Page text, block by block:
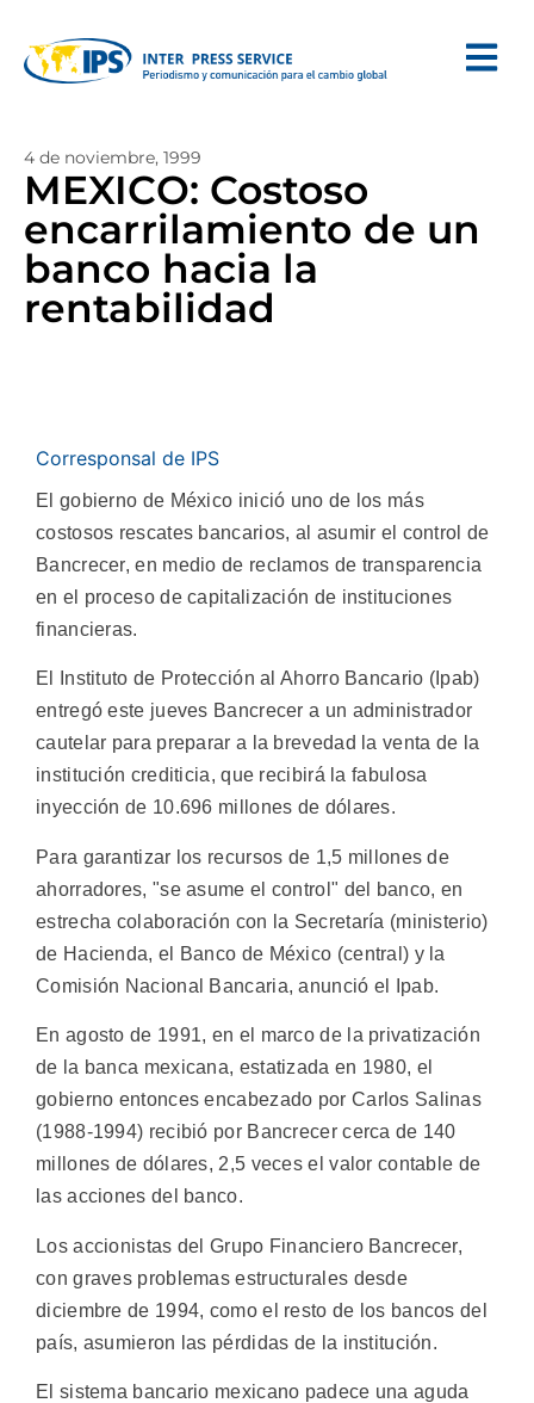
4 de noviembre, 1999
MEXICO: Costoso
encarrilamiento de un
banco hacia la
rentabilidad
Corresponsal de IPS
El gobierno de México inició uno de los más
costosos rescates bancarios, al asumir el control de
Bancrecer, en medio de reclamos de transparencia
en el proceso de capitalización de instituciones
financieras.
El Instituto de Protección al Ahorro Bancario (Ipab)
entregó este jueves Bancrecer a un administrador
cautelar para preparar a la brevedad la venta de la
institución crediticia, que recibirá la fabulosa
inyección de 10.696 millones de dólares.
Para garantizar los recursos de 1,5 millones de
ahorradores, "se asume el control" del banco, en
estrecha colaboración con la Secretaría (ministerio)
de Hacienda, el Banco de México (central) y la
Comisión Nacional Bancaria, anunció el Ipab.
En agosto de 1991, en el marco de la privatización
de la banca mexicana, estatizada en 1980, el
gobierno entonces encabezado por Carlos Salinas
(1988-1994) recibió por Bancrecer cerca de 140
millones de dólares, 2,5 veces el valor contable de
las acciones del banco.
Los accionistas del Grupo Financiero Bancrecer,
con graves problemas estructurales desde
diciembre de 1994, como el resto de los bancos del
país, asumieron las pérdidas de la institución.
El sistema bancario mexicano padece una aguda